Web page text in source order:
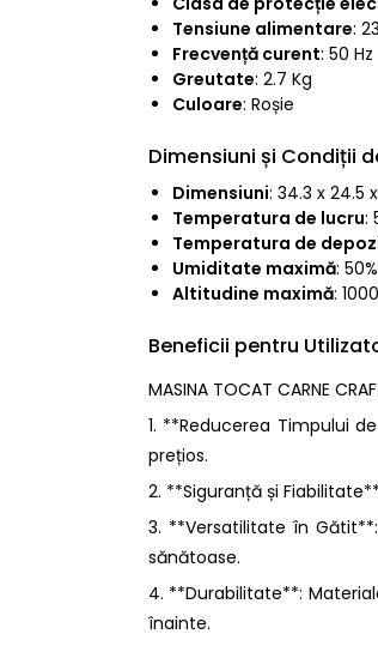
Tensiune alimentare:
Frecvență curent: 50 Hz
Greutate: 2.7 Kg
Culoare: Roșie
Dimensiuni și Condiții
Dimensiuni: 34.3 x 24.5
Temperatura de lucru:
Temperatura de
Umiditate maximă:
Altitudine maximă:
Beneficii pentru
MASINA TOCAT CARNE
1. **Reducerea Timpului
prețios.
2. **Siguranță și
3. **Versatilitate în
sănătoase.
4. **Durabilitate**:
înainte.